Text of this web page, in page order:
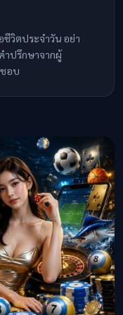
ชีวิตประจำวัน อย่า
ำปรึกษาจากผู้
อบ